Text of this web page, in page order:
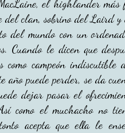
el highlander más
del clan, sobrino del Laird y
del mundo con un
Cuando le dicen que
como campeón indiscutible
año puede perder, se da
dejar pasar el
como el muchacho no
acepta que ella le